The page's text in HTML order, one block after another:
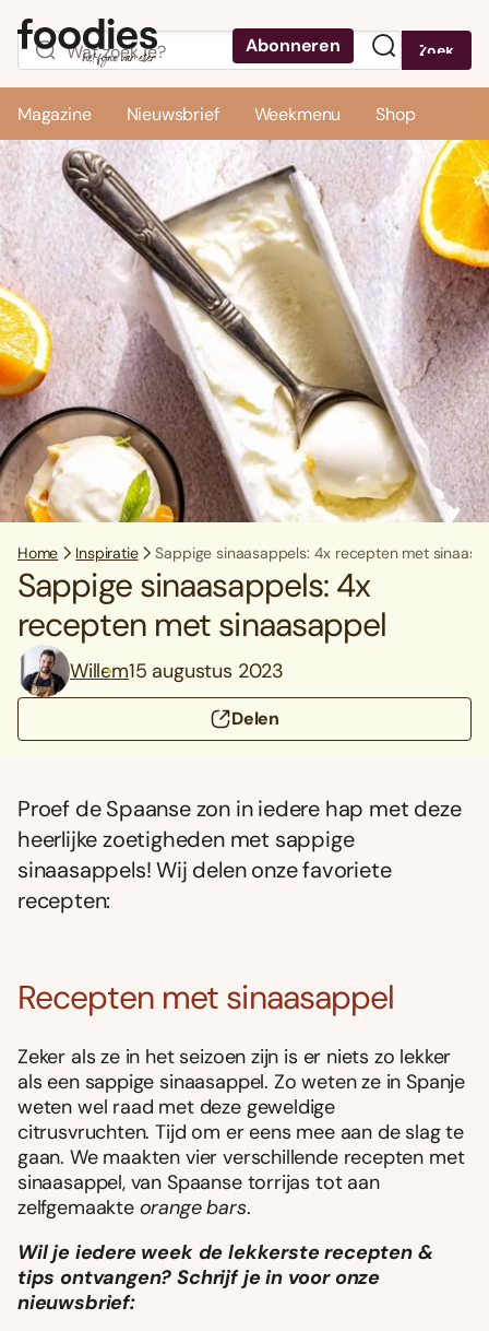
Abonneren Zoek
Magazine Nieuwsbrief Weekmenu Shop
Home Inspiratie Sappige sinaasappels: 4x recepten met
Sappige sinaasappels: 4x
recepten met sinaasappel
Willem15 augustus 2023
Delen
Proef de Spaanse zon in iedere hap met deze
heerlijke zoetigheden met sappige
sinaasappels! Wij delen onze favoriete
recepten:
Recepten met sinaasappel
Zeker als ze in het seizoen zijn is er niets zo lekker
als een sappige sinaasappel. Zo weten ze in Spanje
weten wel raad met deze geweldige
citrusvruchten. Tijd om er eens mee aan de slag te
gaan. We maakten vier verschillende recepten met
sinaasappel, van Spaanse torrijas tot aan
zelfgemaakte orange bars.
Wil je iedere week de lekkerste recepten &
tips ontvangen? Schrijf je in voor onze
nieuwsbrief: